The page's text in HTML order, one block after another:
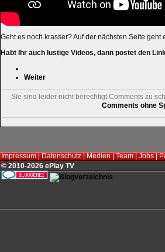
Geht es noch krasser? Auf der nächsten Seite geht
Habt Ihr auch lustige Videos, dann postet den
Weiter
Sie sind leider nicht berechtigt Comments zu
Comments ohne
Impressum|Datenschutz|Medien|Team|Jobs|
© 2010-2026 ePlay TV